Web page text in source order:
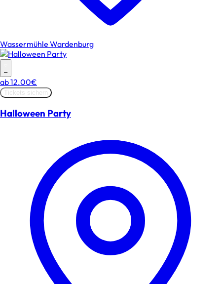
Wassermühle Wardenburg
–
ab12.00€
Tickets sichern
Halloween Party